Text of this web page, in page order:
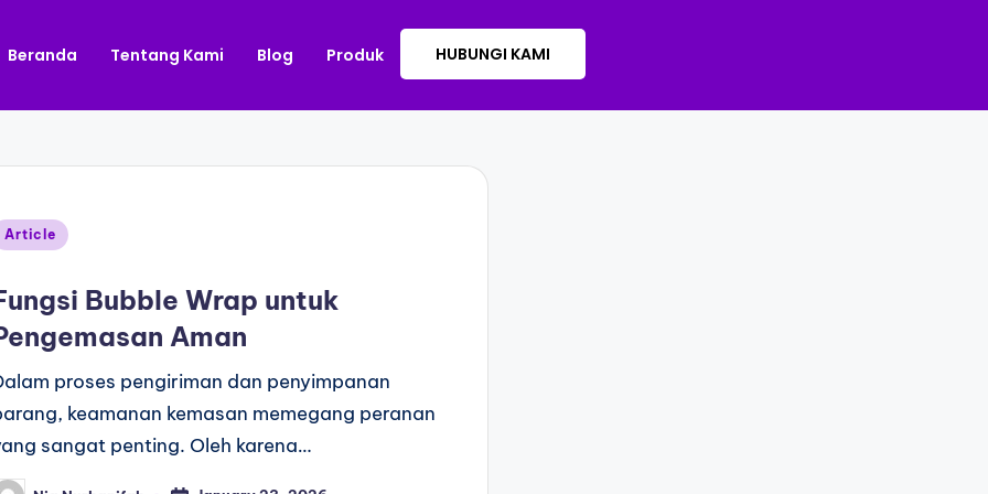
Beranda Tentang Kami Blog Produk HUBUNGI KAMI
Article
Bubble Wrap untuk
Aman
proses pengiriman dan penyimpanan
keamanan kemasan memegang peranan
sangat penting. Oleh karena…